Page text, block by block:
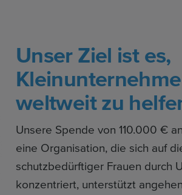
Unser Ziel ist es,
weltweit zu
Unsere Spende von 110.000 €
eine Organisation, die sich auf
schutzbedürftiger Frauen durch
konzentriert, unterstützt